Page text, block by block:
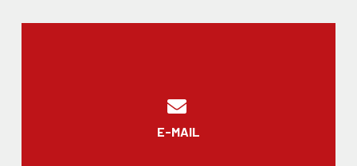
E-MAIL